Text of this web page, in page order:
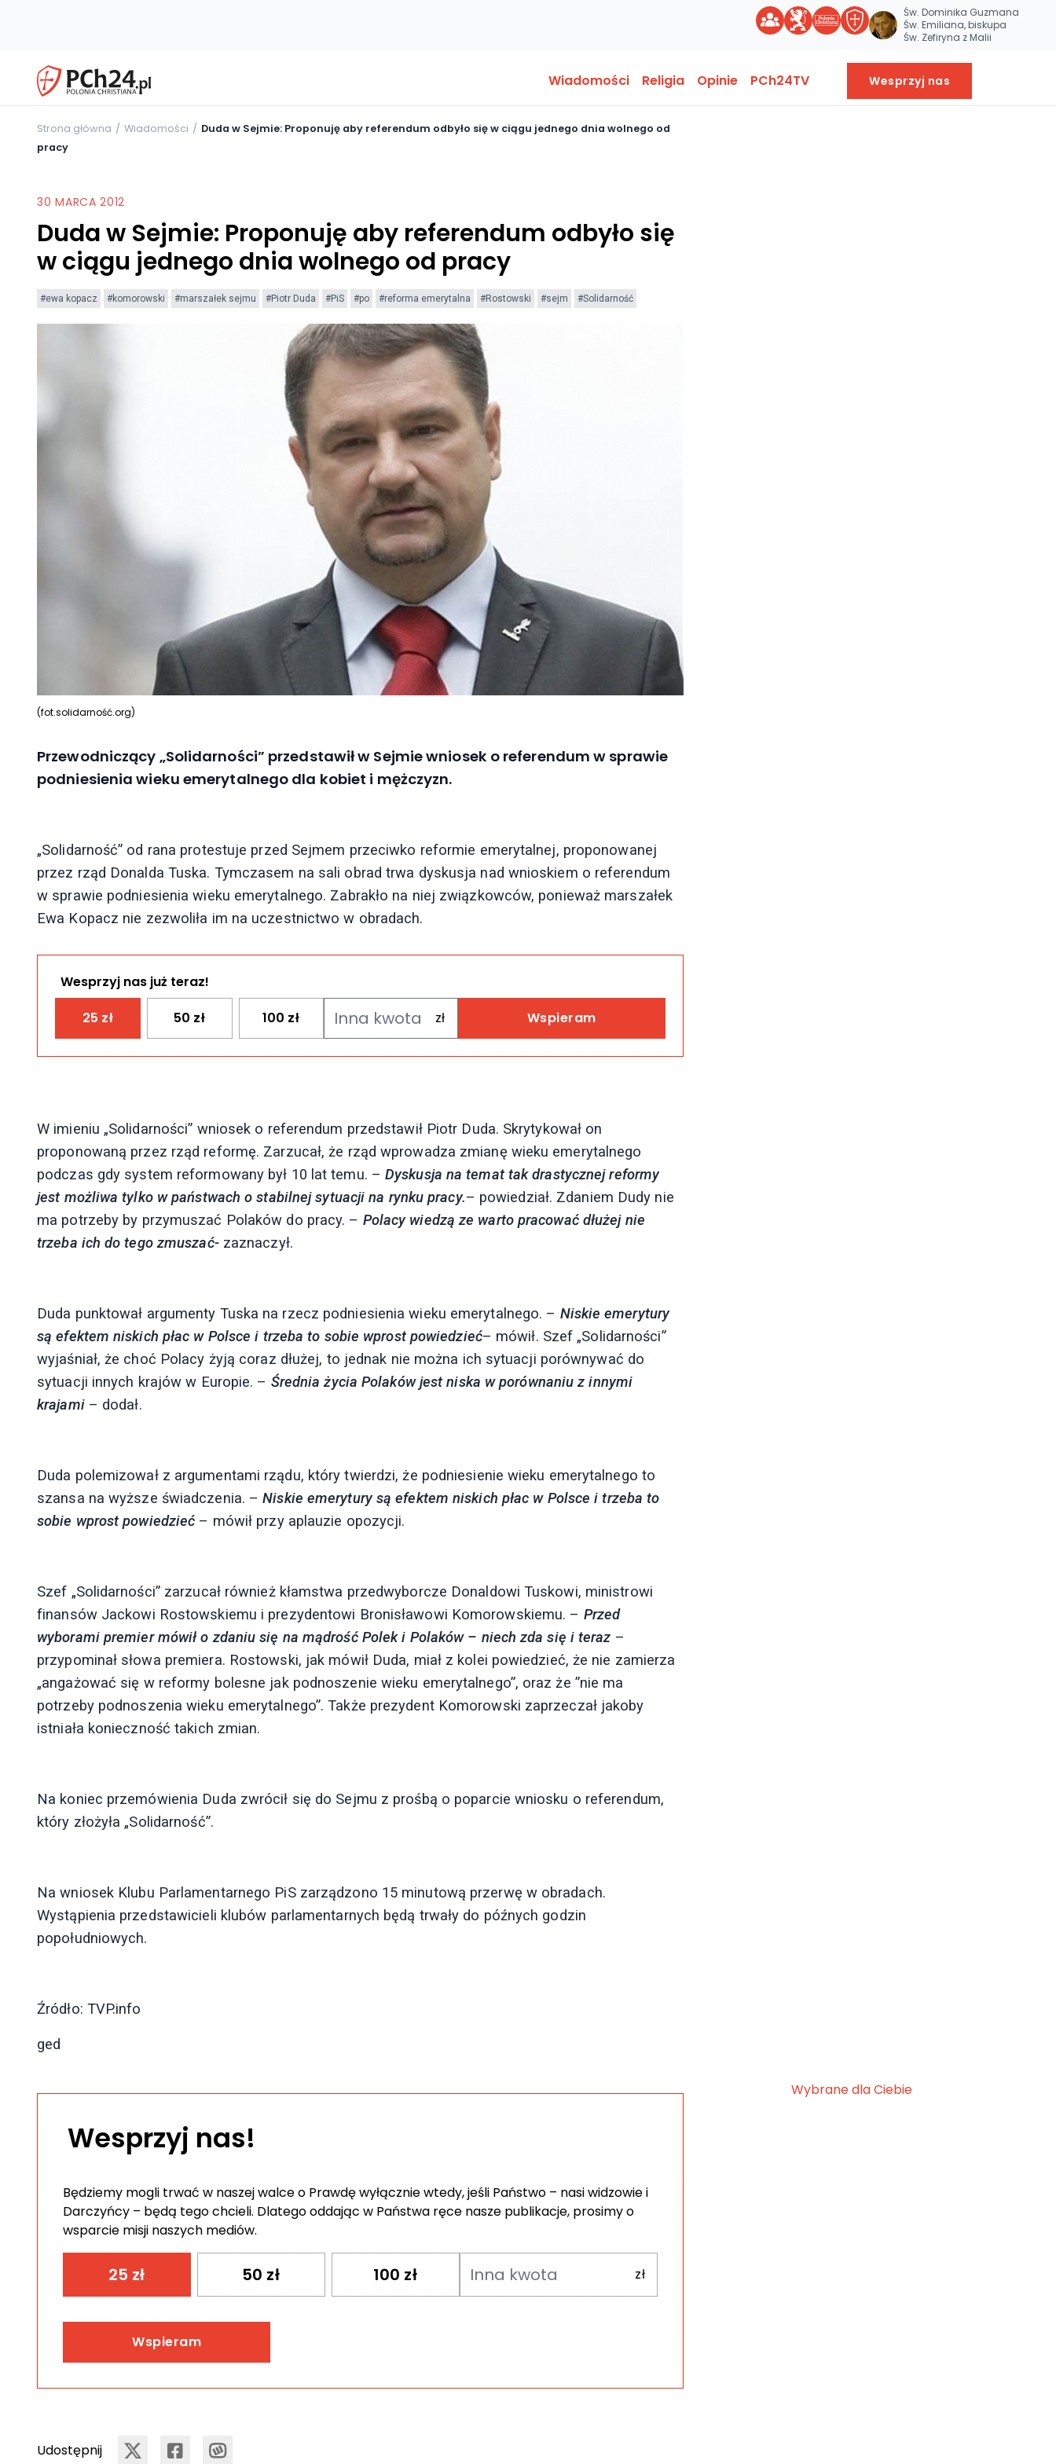
Św. Dominika Guzmana
Św. Emiliana, biskupa
Św. Zefiryna z Malii
Wiadomości Religia Opinie PCh24TV Wesprzyj nas
Strona główna Wiadomości
Duda w Sejmie: Proponuję aby referendum odbyło się w ciągu jednego dnia wolnego od
pracy
30 MARCA 2012
Duda w Sejmie: Proponuję aby referendum odbyło się
w ciągu jednego dnia wolnego od pracy
#ewa kopacz #komorowski #marszałek sejmu #Piotr Duda #PiS #po #reforma emerytalna #Rostowski #sejm #Solidarność
(fot.solidarność.org)
Przewodniczący „Solidarności” przedstawił w Sejmie wniosek o referendum w sprawie
podniesienia wieku emerytalnego dla kobiet i mężczyzn.
„Solidarność” od rana protestuje przed Sejmem przeciwko reformie emerytalnej, proponowanej
przez rząd Donalda Tuska. Tymczasem na sali obrad trwa dyskusja nad wnioskiem o referendum
w sprawie podniesienia wieku emerytalnego. Zabrakło na niej związkowców, ponieważ marszałek
Ewa Kopacz nie zezwoliła im na uczestnictwo w obradach.
Wesprzyj nas już teraz!
25 zł 50 zł 100 zł Wspieram
W imieniu „Solidarności” wniosek o referendum przedstawił Piotr Duda. Skrytykował on
proponowaną przez rząd reformę. Zarzucał, że rząd wprowadza zmianę wieku emerytalnego
podczas gdy system reformowany był 10 lat temu. –Dyskusja na temat tak drastycznej reformy
jest możliwa tylko w państwach o stabilnej sytuacji na rynku pracy.– powiedział. Zdaniem Dudy nie
ma potrzeby by przymuszać Polaków do pracy. – Polacy wiedzą ze warto pracować dłużej nie
trzeba ich do tego zmuszać- zaznaczył.
Duda punktował argumenty Tuska na rzecz podniesienia wieku emerytalnego. – Niskie emerytury
są efektem niskich płac w Polsce i trzeba to sobie wprost powiedzieć– mówił. Szef „Solidarności”
wyjaśniał, że choć Polacy żyją coraz dłużej, to jednak nie można ich sytuacji porównywać do
sytuacji innych krajów w Europie. – Średnia życia Polaków jest niska w porównaniu z innymi
krajami– dodał.
Duda polemizował z argumentami rządu, który twierdzi, że podniesienie wieku emerytalnego to
szansa na wyższe świadczenia. –Niskie emerytury są efektem niskich płac w Polsce i trzeba to
sobie wprost powiedzieć – mówił przy aplauzie opozycji.
Szef „Solidarności” zarzucał również kłamstwa przedwyborcze Donaldowi Tuskowi, ministrowi
finansów Jackowi Rostowskiemu i prezydentowi Bronisławowi Komorowskiemu. – Przed
wyborami premier mówił o zdaniu się na mądrość Polek i Polaków – niech zda się i teraz –
przypominał słowa premiera. Rostowski, jak mówił Duda, miał z kolei powiedzieć, że nie zamierza
„angażować się w reformy bolesne jak podnoszenie wieku emerytalnego”, oraz że ”nie ma
potrzeby podnoszenia wieku emerytalnego”. Także prezydent Komorowski zaprzeczał jakoby
istniała konieczność takich zmian.
Na koniec przemówienia Duda zwrócił się do Sejmu z prośbą o poparcie wniosku o referendum,
który złożyła „Solidarność”.
Na wniosek Klubu Parlamentarnego PiS zarządzono 15 minutową przerwę w obradach.
Wystąpienia przedstawicieli klubów parlamentarnych będą trwały do późnych godzin
popołudniowych.
Źródło: TVP.info
ged
Wesprzyj nas!
Będziemy mogli trwać w naszej walce o Prawdę wyłącznie wtedy, jeśli Państwo – nasi widzowie i
Darczyńcy – będą tego chcieli. Dlatego oddając w Państwa ręce nasze publikacje, prosimy o
wsparcie misji naszych mediów.
25 zł 50 zł 100 zł
Wspieram
Udostępnij
Wybrane dla Ciebie